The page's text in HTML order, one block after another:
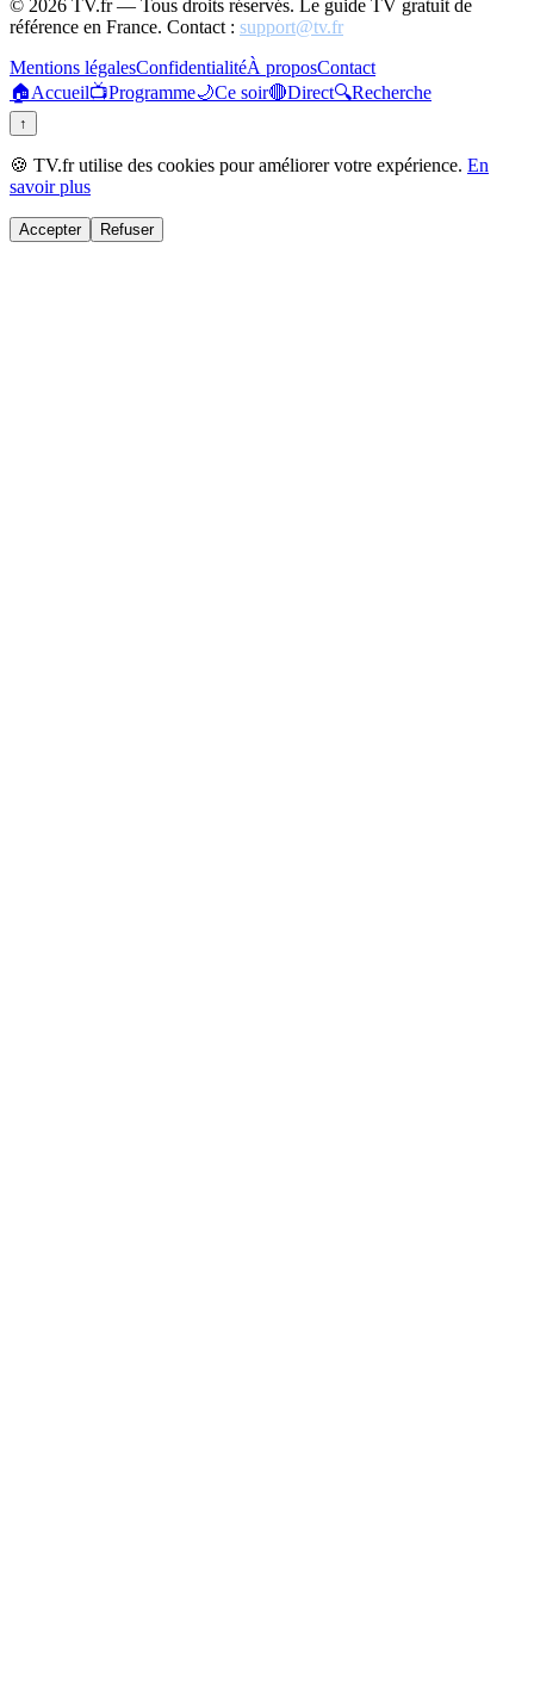
© 2026 TV.fr — Tous droits réservés. Le guide TV gratuit de
référence en France. Contact : support@tv.fr
Mentions légalesConfidentialitéÀ proposContact
🏠Accueil📺Programme🌙Ce soir🔴Direct🔍Recherche
↑
🍪 TV.fr utilise des cookies pour améliorer votre expérience. En
savoir plus
Accepter Refuser